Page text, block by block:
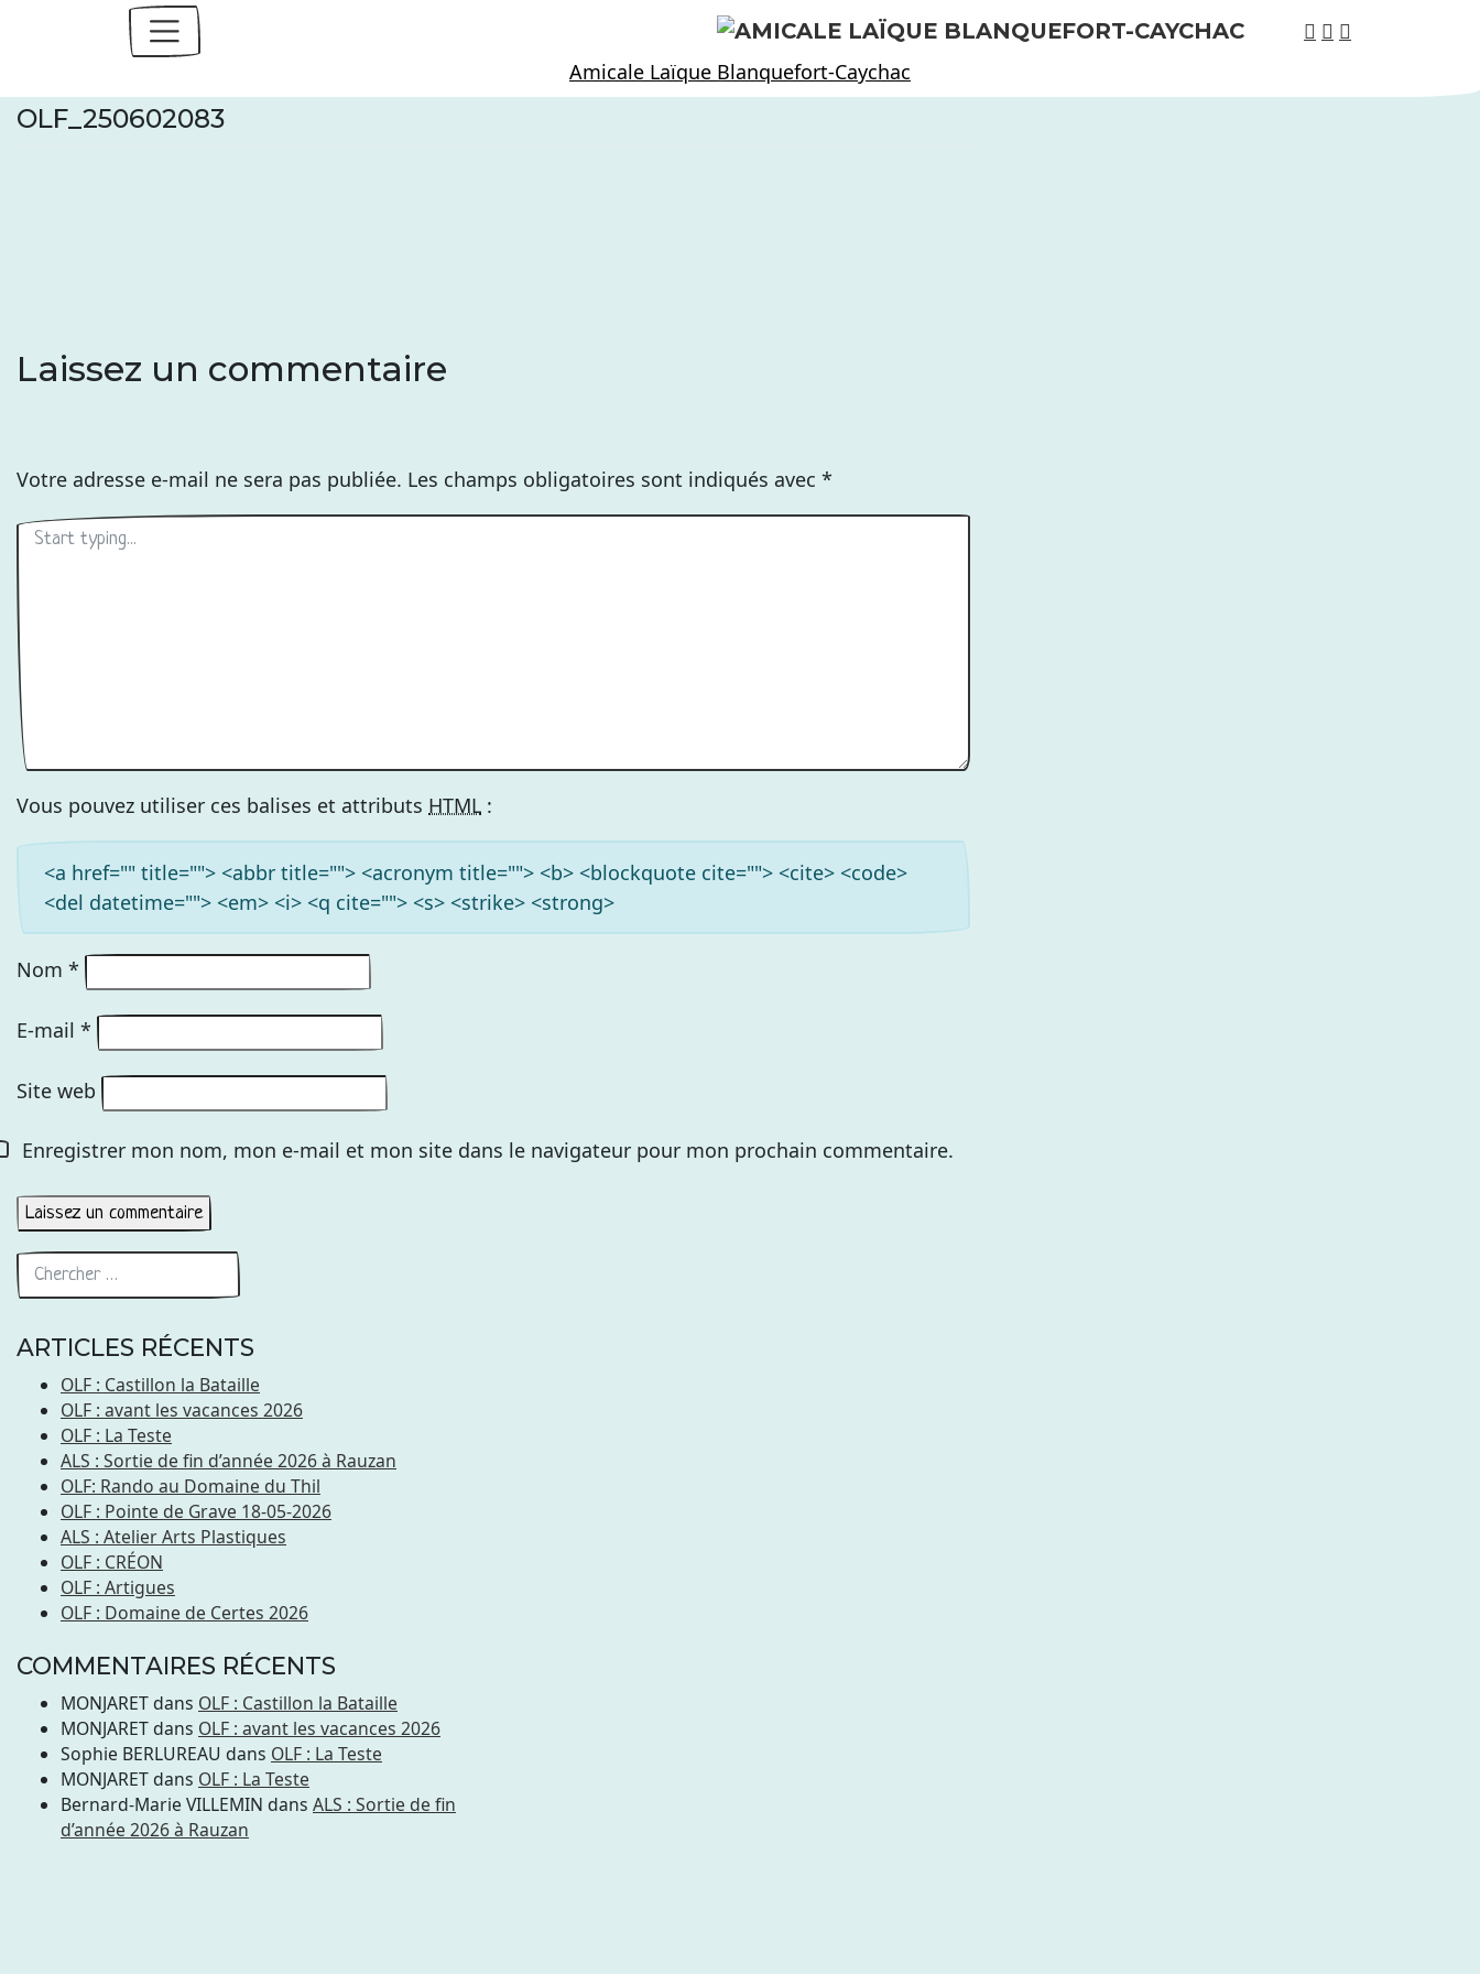
Amicale Laïque Blanquefort-Caychac
OLF_250602083
Laissez un commentaire
Votre adresse e-mail ne sera pas publiée. Les champs obligatoires sont indiqués avec *
Vous pouvez utiliser ces balises et attributs HTML :
<a href="" title=""> <abbr title=""> <acronym title=""> <b> <blockquote cite=""> <cite> <code>
<del datetime=""> <em> <i> <q cite=""> <s> <strike> <strong>
Nom *
E-mail *
Site web
Enregistrer mon nom, mon e-mail et mon site dans le navigateur pour mon prochain commentaire.
ARTICLES RÉCENTS
OLF : Castillon la Bataille
OLF : avant les vacances 2026
OLF : La Teste
ALS : Sortie de fin d’année 2026 à Rauzan
OLF: Rando au Domaine du Thil
OLF : Pointe de Grave 18-05-2026
ALS : Atelier Arts Plastiques
OLF : CRÉON
OLF : Artigues
OLF : Domaine de Certes 2026
COMMENTAIRES RÉCENTS
MONJARETdans OLF : Castillon la Bataille
MONJARETdans OLF : avant les vacances 2026
Sophie BERLUREAU dans OLF : La Teste
MONJARETdans OLF : La Teste
Bernard-Marie VILLEMIN dans ALS : Sortie de fin
d’année 2026 à Rauzan